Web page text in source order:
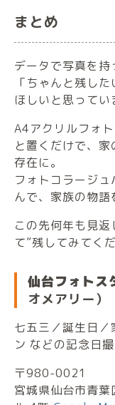
まとめ
データで写真を持
「ちゃんと残し
ほしいと思ってい
A4アクリルフォ
と置くだけで、
存在に。
フォトコラージ
んで、家族の物語
この先何年も見
て”残してみてくだ
仙台フォト
オメアリー）
七五三／誕生日
ン などの記念日
〒980-0021
宮城県仙台市青